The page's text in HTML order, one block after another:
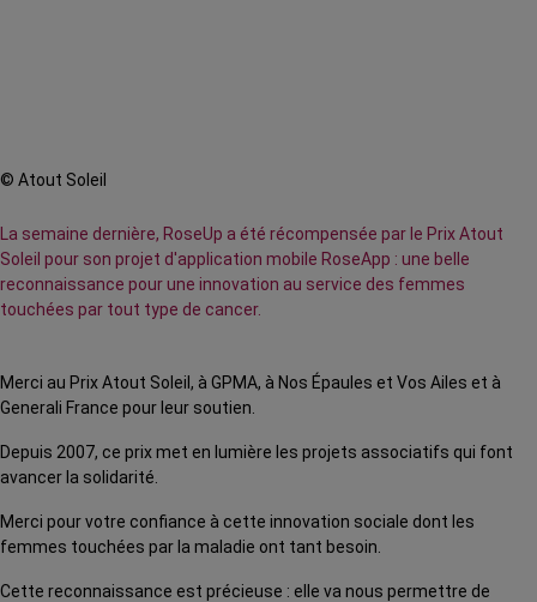
© Atout Soleil
La semaine dernière, RoseUp a été récompensée par le Prix Atout
Soleil pour son projet d'application mobile RoseApp : une belle
reconnaissance pour une innovation au service des femmes
touchées par tout type de cancer.
Merci au Prix Atout Soleil, à GPMA, à Nos Épaules et Vos Ailes et à
Generali France pour leur soutien.
Depuis 2007, ce prix met en lumière les projets associatifs qui font
avancer la solidarité.
Merci pour votre confiance à cette innovation sociale dont les
femmes touchées par la maladie ont tant besoin.
Cette reconnaissance est précieuse : elle va nous permettre de